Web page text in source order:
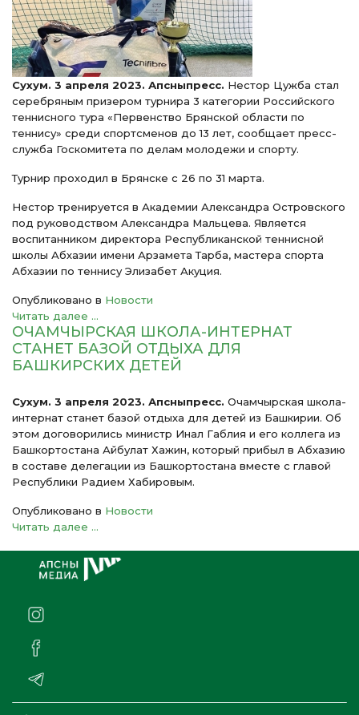
Сухум. 3 апреля 2023. Апсныпресс. Нестор Цужба стал
серебряным призером турнира 3 категории Российского
теннисного тура «Первенство Брянской области по
теннису» среди спортсменов до 13 лет, сообщает пресс-
служба Госкомитета по делам молодежи и спорту.
Турнир проходил в Брянске с 26 по 31 марта.
Нестор тренируется в Академии Александра Островского
под руководством Александра Мальцева. Является
воспитанником директора Республиканской теннисной
школы Абхазии имени Арзамета Тарба, мастера спорта
Абхазии по теннису Элизабет Акуция.
Опубликовано в Новости
Читать далее ...
ОЧАМЧЫРСКАЯ ШКОЛА-ИНТЕРНАТ
СТАНЕТ БАЗОЙ ОТДЫХА ДЛЯ
БАШКИРСКИХ ДЕТЕЙ
Сухум. 3 апреля 2023. Апсныпресс. Очамчырская школа-
интернат станет базой отдыха для детей из Башкирии. Об
этом договорились министр Инал Габлия и его коллега из
Башкортостана Айбулат Хажин, который прибыл в Абхазию
в составе делегации из Башкортостана вместе с главой
Республики Радием Хабировым.
Опубликовано в Новости
Читать далее ...